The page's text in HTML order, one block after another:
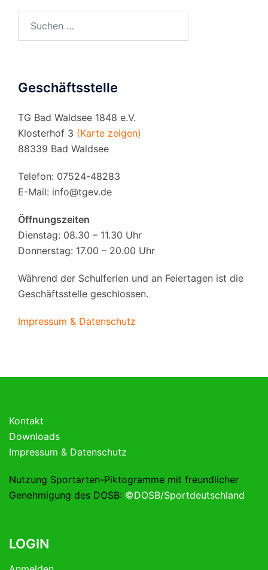
Geschäftsstelle
TG Bad Waldsee 1848 e.V.
Klosterhof 3 (Karte zeigen)
88339 Bad Waldsee
Telefon: 07524-48283
E-Mail: info@tgev.de
Öffnungszeiten
Dienstag: 08.30 – 11.30 Uhr
Donnerstag: 17.00 – 20.00 Uhr
Während der Schulferien und an Feiertagen ist die
Geschäftsstelle geschlossen.
Impressum & Datenschutz
Kontakt
Downloads
Impressum & Datenschutz
Nutzung Sportarten-Piktogramme mit freundlicher
Genehmigung des DOSB: ©DOSB/Sportdeutschland
LOGIN